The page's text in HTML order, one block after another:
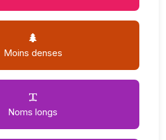
Moins denses
Noms longs